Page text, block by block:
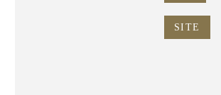
SITE